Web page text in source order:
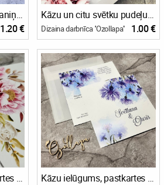
PIENA šokolādīte - dāvaniņa viesiem jubilejā
1.20 €
Kāzu un citu svētku pudeļu etiķetes
Dizaina darbnīca ''Ozollapa'' 1.00 €
Kāzu ielūgums, pastkartes tipa + pasupapīra aizdare Kāzu ielūgums, pastkartes tipa + aploksne